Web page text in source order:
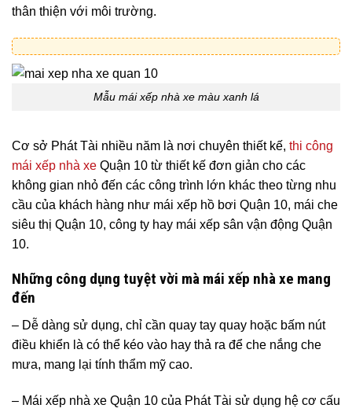
thân thiện với môi trường.
Mẫu mái xếp nhà xe màu xanh lá
Cơ sở Phát Tài nhiều năm là nơi chuyên thiết kế, thi công
mái xếp nhà xe Quận 10 từ thiết kế đơn giản cho các
không gian nhỏ đến các công trình lớn khác theo từng nhu
cầu của khách hàng như mái xếp hồ bơi Quận 10, mái che
siêu thị Quận 10, công ty hay mái xếp sân vận động Quận
10.
Những công dụng tuyệt vời mà mái xếp nhà xe mang
đến
– Dễ dàng sử dụng, chỉ cần quay tay quay hoặc bấm nút
điều khiển là có thể kéo vào hay thả ra để che nắng che
mưa, mang lại tính thẩm mỹ cao.
– Mái xếp nhà xe Quận 10 của Phát Tài sử dụng hệ cơ cấu